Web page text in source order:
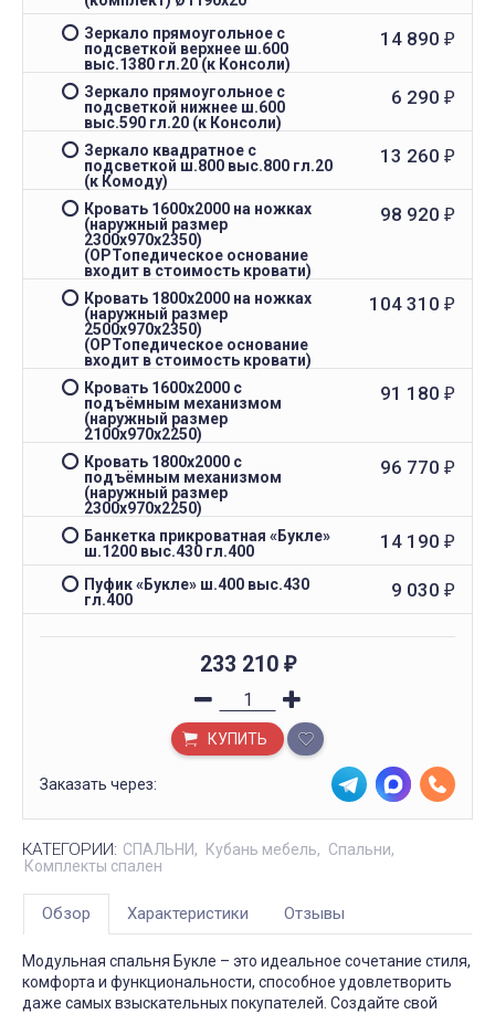
Зеркало прямоугольное с
подсветкой верхнее ш.600
выс.1380 гл.20 (к Консоли)
14 890 ₽
Зеркало прямоугольное с
подсветкой нижнее ш.600
выс.590 гл.20 (к Консоли)
6 290 ₽
Зеркало квадратное с
подсветкой ш.800 выс.800 гл.20
(к Комоду)
13 260 ₽
Кровать 1600x2000 на ножках
(наружный размер
2300х970х2350)
(ОРТопедическое основание
входит в стоимость кровати)
98 920 ₽
Кровать 1800x2000 на ножках
(наружный размер
2500х970х2350)
(ОРТопедическое основание
входит в стоимость кровати)
104 310 ₽
Кровать 1600x2000 с
подъёмным механизмом
(наружный размер
2100х970х2250)
91 180 ₽
Кровать 1800x2000 с
подъёмным механизмом
(наружный размер
2300х970х2250)
96 770 ₽
Банкетка прикроватная «Букле»
ш.1200 выс.430 гл.400
14 190 ₽
Пуфик «Букле» ш.400 выс.430
гл.400
9 030 ₽
233 210 ₽
КУПИТЬ
Заказать через:
КАТЕГОРИИ: СПАЛЬНИ Кубань мебель
Спальни
Комплекты спален
Обзор Характеристики Отзывы
Модульная спальня Букле – это идеальное сочетание стиля,
комфорта и функциональности, способное удовлетворить
даже самых взыскательных покупателей. Создайте свой